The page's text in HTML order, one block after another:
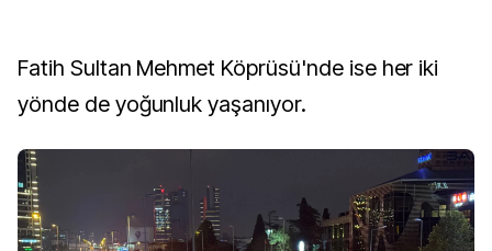
Fatih Sultan Mehmet Köprüsü'nde ise her iki
yönde de yoğunluk yaşanıyor.